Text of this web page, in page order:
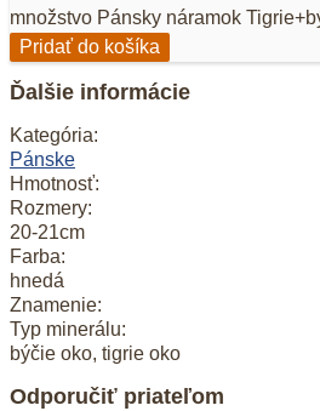
množstvo Pánsky náramok
Pridať do košíka
Ďalšie informácie
Kategória:
Pánske
Hmotnosť:
Rozmery:
20-21cm
Farba:
hnedá
Znamenie:
Typ minerálu:
býčie oko, tigrie oko
Odporučiť priateľom